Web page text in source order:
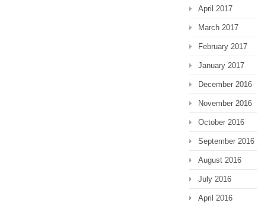
April 2017
March 2017
February 2017
January 2017
December 2016
November 2016
October 2016
September 2016
August 2016
July 2016
April 2016